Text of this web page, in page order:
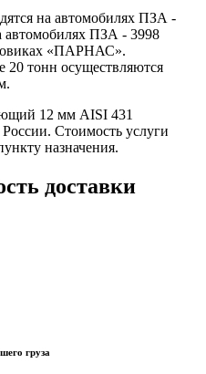
на автомобилях ПЗА -
автомобилях ПЗА - 3998
«ПАРНАС».
20 тонн осуществляются
12 мм AISI 431
Стоимость услуги
назначения.
доставки
груза